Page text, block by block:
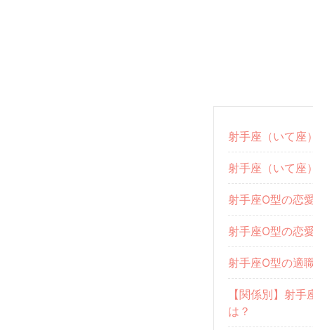
射手座（いて座
射手座（いて座
射手座O型の恋
射手座O型の恋
射手座O型の適
【関係別】射
は？